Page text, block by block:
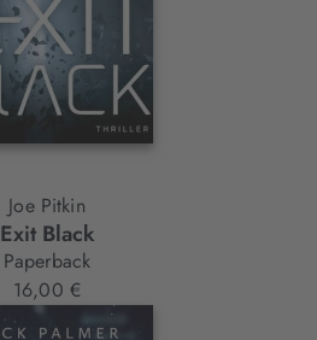
Joe Pitkin
Exit Black
Paperback
16,00 €